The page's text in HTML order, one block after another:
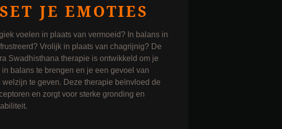
JE EMOTIES
voelen in plaats van vermoeid? In balans in
Vrolijk in plaats van chagrijnig? De
Swadhisthana therapie is ontwikkeld om je
balans te brengen en je een gevoel van
te geven. Deze therapie beïnvloed de
en zorgt voor sterke gronding en